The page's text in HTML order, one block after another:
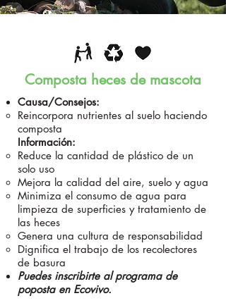
Composta heces de mascota
Causa/Consejos:
Reincorpora nutrientes al suelo haciendo
composta
Información:
Reduce la cantidad de plástico de un
solo uso
Mejora la calidad del aire, suelo y agua
Minimiza el consumo de agua para
limpieza de superficies y tratamiento de
las heces
Genera una cultura de responsabilidad
Dignifica el trabajo de los recolectores
de basura
Puedes inscribirte al programa de
poposta en Ecovivo.